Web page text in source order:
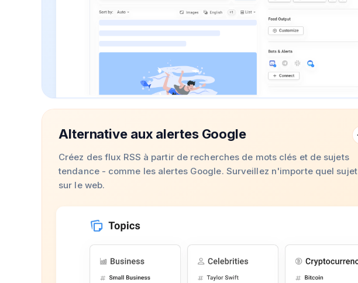
Alternative aux alertes Google
Créez des flux RSS à partir de recherches de mots clés et de sujets
tendance - comme les alertes Google. Surveillez n'importe quel sujet
sur le web.